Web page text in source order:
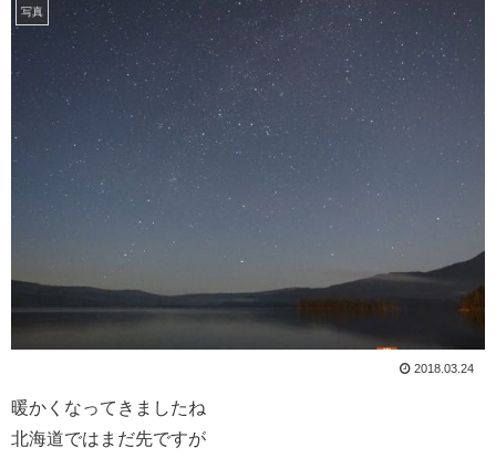
写真
2018.03.24
暖かくなってきましたね
北海道ではまだ先ですが